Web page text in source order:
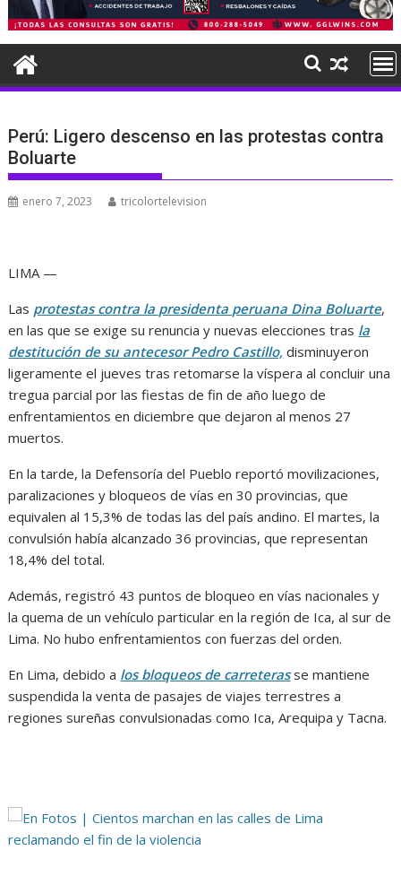
Perú: Ligero descenso en las protestas contra
Boluarte
enero 7, 2023 tricolortelevision
LIMA —
Las protestas contra la presidenta peruana Dina Boluarte,
en las que se exige su renuncia y nuevas elecciones tras la
destitución de su antecesor Pedro Castillo, disminuyeron
ligeramente el jueves tras retomarse la víspera al concluir una
tregua parcial por las fiestas de fin de año luego de
enfrentamientos en diciembre que dejaron al menos 27
muertos.
En la tarde, la Defensoría del Pueblo reportó movilizaciones,
paralizaciones y bloqueos de vías en 30 provincias, que
equivalen al 15,3% de todas las del país andino. El martes, la
convulsión había alcanzado 36 provincias, que representan
18,4% del total.
Además, registró 43 puntos de bloqueo en vías nacionales y
la quema de un vehículo particular en la región de Ica, al sur de
Lima. No hubo enfrentamientos con fuerzas del orden.
En Lima, debido a los bloqueos de carreterasse mantiene
suspendida la venta de pasajes de viajes terrestres a
regiones sureñas convulsionadas como Ica, Arequipa y Tacna.